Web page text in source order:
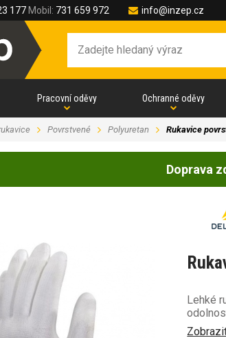
177 Mobil: 731 659 972 info@inzep.cz
Pracovní oděvy Ochranné oděvy
Povrstvené Polyuretan Rukavice
Doprava
Lehké